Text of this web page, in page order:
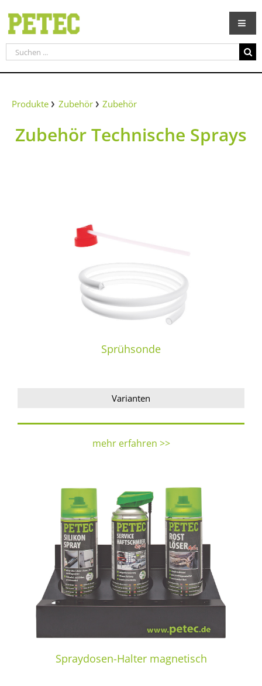
Inhalt
springen
Suche
nach:
Produkte Zubehör Zubehör
Zubehör Technische Sprays
Sprühsonde
Varianten
mehr erfahren >>
Spraydosen-Halter magnetisch